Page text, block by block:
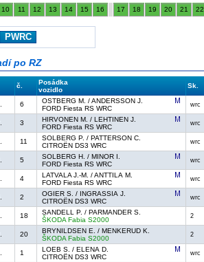
10 11 12 13 14 15 16 17 18 19 20 21 22
PWRC
po RZ
č.
Posádka
vozidlo
Sk.
6
OSTBERG M. / ANDERSSON J.
FORD Fiesta RS WRC
wrc
3
HIRVONEN M. / LEHTINEN J.
FORD Fiesta RS WRC
wrc
11
SOLBERG P. / PATTERSON C.
CITROËN DS3 WRC
wrc
5
SOLBERG H. / MINOR I.
FORD Fiesta RS WRC
wrc
4
LATVALA J.-M. / ANTTILA M.
FORD Fiesta RS WRC
wrc
2
OGIER S. / INGRASSIA J.
CITROËN DS3 WRC
wrc
18
SANDELL P. / PARMANDER S.
ŠKODA Fabia S2000
2
20
BRYNILDSEN E. / MENKERUD K.
ŠKODA Fabia S2000
2
1
LOEB S. / ELENA D.
CITROËN DS3 WRC
wrc